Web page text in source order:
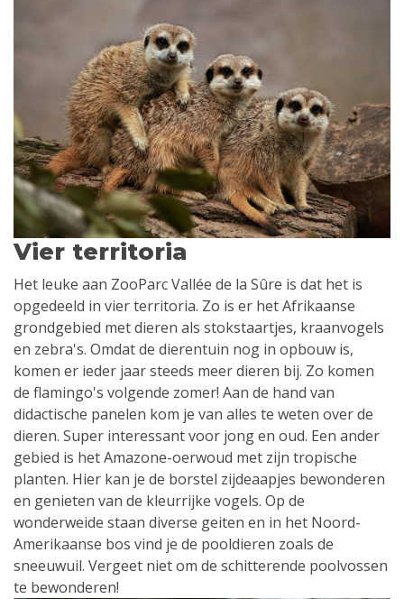
Vier territoria
Het leuke aan ZooParc Vallée de la Sûre is dat het is
opgedeeld in vier territoria. Zo is er het Afrikaanse
grondgebied met dieren als stokstaartjes, kraanvogels
en zebra's. Omdat de dierentuin nog in opbouw is,
komen er ieder jaar steeds meer dieren bij. Zo komen
de flamingo's volgende zomer! Aan de hand van
didactische panelen kom je van alles te weten over de
dieren. Super interessant voor jong en oud. Een ander
gebied is het Amazone-oerwoud met zijn tropische
planten. Hier kan je de borstel zijdeaapjes bewonderen
en genieten van de kleurrijke vogels. Op de
wonderweide staan diverse geiten en in het Noord-
Amerikaanse bos vind je de pooldieren zoals de
sneeuwuil. Vergeet niet om de schitterende poolvossen
te bewonderen!